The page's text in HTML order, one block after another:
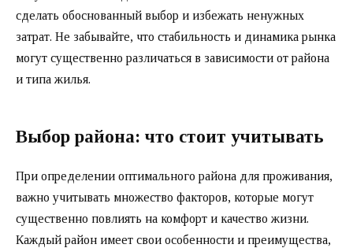
сделать обоснованный выбор и избежать ненужных
затрат. Не забывайте, что стабильность и динамика рынка
могут существенно различаться в зависимости от района
и типа жилья.
Выбор района: что стоит учитывать
При определении оптимального района для проживания,
важно учитывать множество факторов, которые могут
существенно повлиять на комфорт и качество жизни.
Каждый район имеет свои особенности и преимущества,